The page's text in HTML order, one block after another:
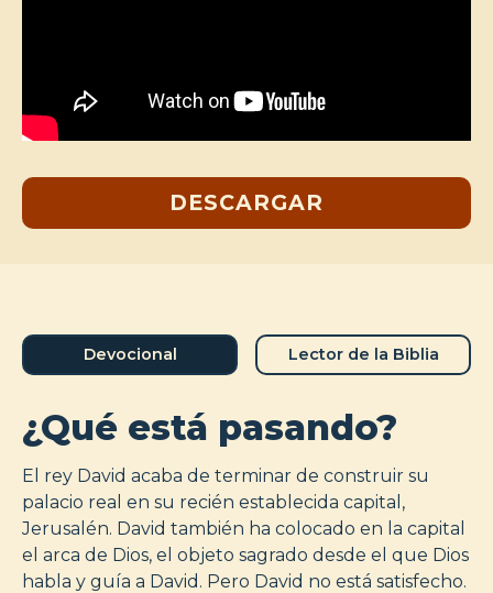
DESCARGAR
Devocional Lector de la Biblia
¿Qué está pasando?
El rey David acaba de terminar de construir su
palacio real en su recién establecida capital,
Jerusalén. David también ha colocado en la capital
el arca de Dios, el objeto sagrado desde el que Dios
habla y guía a David. Pero David no está satisfecho.